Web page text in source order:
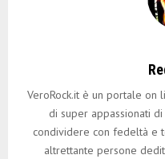
VeroRock.it è un portale on
di super appassionati
condividere con fedeltà e
altrettante persone